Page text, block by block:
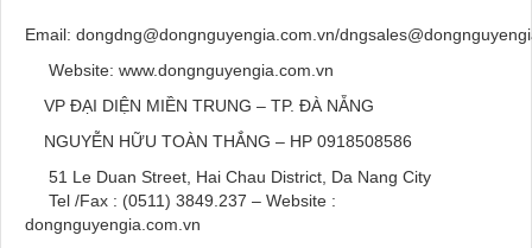
Email: dongdng@dongnguyengia.com.vn/
Website: www.dongnguyengia.com.vn
VP ĐẠI DIỆN MIỀN TRUNG – TP. ĐÀ NẴNG
NGUYỄN HỮU TOÀN THẮNG – HP 0918508586
51 Le Duan Street, Hai Chau District, Da Nang City
Tel /Fax : (0511) 3849.237 – Website :
dongnguyengia.com.vn